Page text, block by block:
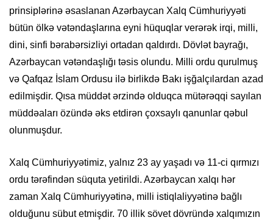
prinsiplərinə əsaslanan Azərbaycan Xalq Cümhuriyyəti
bütün ölkə vətəndaşlarına eyni hüquqlar verərək irqi, milli,
dini, sinfi bərabərsizliyi ortadan qaldırdı. Dövlət bayrağı,
Azərbaycan vətəndaşlığı təsis olundu. Milli ordu qurulmuş
və Qafqaz İslam Ordusu ilə birlikdə Bakı işğalçılardan azad
edilmişdir. Qısa müddət ərzində olduqca mütərəqqi sayılan
müddəaları özündə əks etdirən çoxsaylı qanunlar qəbul
olunmuşdur.
Xalq Cümhuriyyətimiz, yalnız 23 ay yaşadı və 11-ci qırmızı
ordu tərəfindən süquta yetirildi. Azərbaycan xalqı hər
zaman Xalq Cümhuriyyətinə, milli istiqlaliyyətinə bağlı
olduğunu sübut etmişdir. 70 illik sövet dövründə xalqımızın